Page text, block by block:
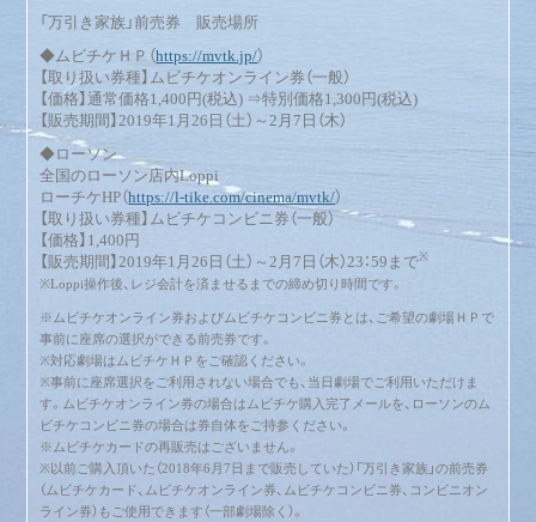
「万引き家族」前売券 販売場所
◆ムビチケＨＰ（https://mvtk.jp/）
【取り扱い券種】ムビチケオンライン券（一般）
【価格】通常価格1,400円(税込) ⇒特別価格1,300円(税込)
【販売期間】2019年1月26日（土）～2月7日（木）
◆ローソン
全国のローソン店内Loppi
ローチケHP（https://l-tike.com/cinema/mvtk/）
【取り扱い券種】ムビチケコンビニ券（一般）
【価格】1,400円
【販売期間】2019年1月26日（土）～2月7日（木）23：59まで※
※Loppi操作後、レジ会計を済ませるまでの締め切り時間です。
※ムビチケオンライン券およびムビチケコンビニ券とは、ご希望の劇場ＨＰで
事前に座席の選択ができる前売券です。
※対応劇場はムビチケＨＰをご確認ください。
※事前に座席選択をご利用されない場合でも、当日劇場でご利用いただけま
す。ムビチケオンライン券の場合はムビチケ購入完了メールを、ローソンのム
ビチケコンビニ券の場合は券自体をご持参ください。
※ムビチケカードの再販売はございません。
※以前ご購入頂いた（2018年6月7日まで販売していた）「万引き家族」の前売券
（ムビチケカード、ムビチケオンライン券、ムビチケコンビニ券、コンビニオン
ライン券）もご使用できます（一部劇場除く）。